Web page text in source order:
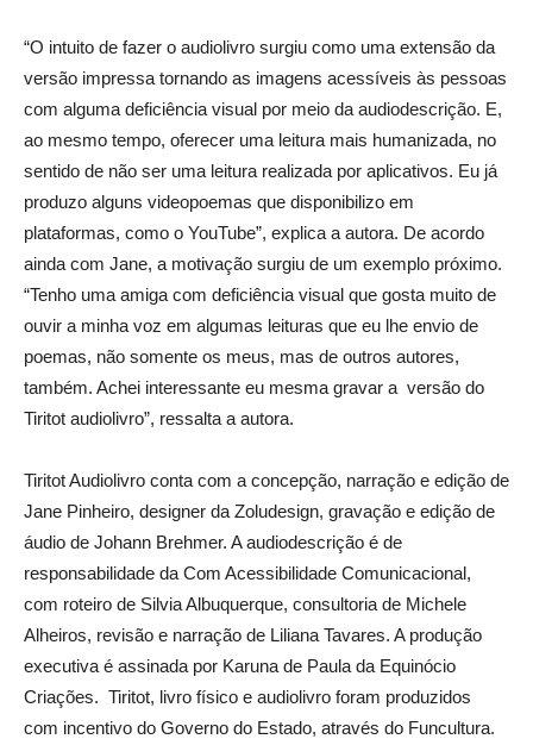
“O intuito de fazer o audiolivro surgiu como uma extensão da
versão impressa tornando as imagens acessíveis às pessoas
com alguma deficiência visual por meio da audiodescrição. E,
ao mesmo tempo, oferecer uma leitura mais humanizada, no
sentido de não ser uma leitura realizada por aplicativos. Eu já
produzo alguns videopoemas que disponibilizo em
plataformas, como o YouTube”, explica a autora. De acordo
ainda com Jane, a motivação surgiu de um exemplo próximo.
“Tenho uma amiga com deficiência visual que gosta muito de
ouvir a minha voz em algumas leituras que eu lhe envio de
poemas, não somente os meus, mas de outros autores,
também. Achei interessante eu mesma gravar a versão do
Tiritot audiolivro”, ressalta a autora.
Tiritot Audiolivro conta com a concepção, narração e edição de
Jane Pinheiro, designer da Zoludesign, gravação e edição de
áudio de Johann Brehmer. A audiodescrição é de
responsabilidade da Com Acessibilidade Comunicacional,
com roteiro de Silvia Albuquerque, consultoria de Michele
Alheiros, revisão e narração de Liliana Tavares. A produção
executiva é assinada por Karuna de Paula da Equinócio
Criações. Tiritot, livro físico e audiolivro foram produzidos
com incentivo do Governo do Estado, através do Funcultura.